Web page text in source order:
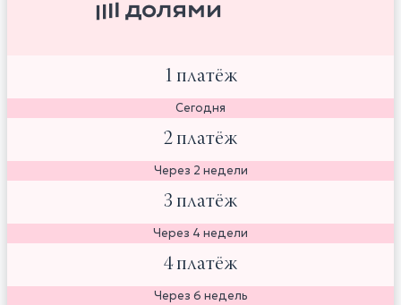
1 платёж
Сегодня
2 платёж
Через 2 недели
3 платёж
Через 4 недели
4 платёж
Через 6 недель